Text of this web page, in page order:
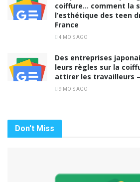
coiffure… comment la
l’esthétique des teen
France
4 MOIS AGO
Des entreprises
leurs règles sur la
attirer les travailleurs
9 MOIS AGO
Don't Miss